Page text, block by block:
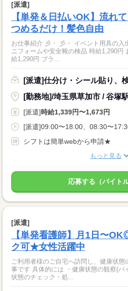
[派遣]
【単発＆日払いOK】流れ
つめるだけ！髪色自由
お仕事紹介 彡・ 彡・ イベント用具の入
ニフォームや安全靴の検品 時給1,290円
給1,290円 ブラ...
[派遣]仕分け・シール貼り、
[勤務地]/埼玉県草加市 / 谷塚
[派遣]時給1,339円〜1,673円
[派遣]09:00〜18:00、08:30〜
シフトは簡単webから申請★
もっと見る
応募する（バイト
[派遣]
【単発看護師】月1日〜
ク可★女性活躍中
ご利用者様のご自宅へ訪問し、健康状
事です 具体的には ・健康状態の観察(バ
状態のチェック・処...